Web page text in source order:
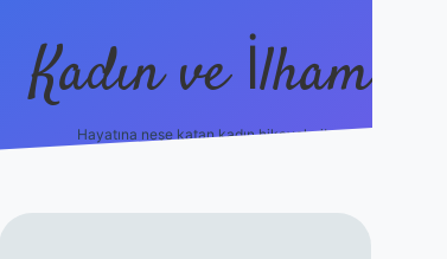
Kadın ve İlham
Hayatına neşe katan kadın hikayeleri!
hiltonbet https://